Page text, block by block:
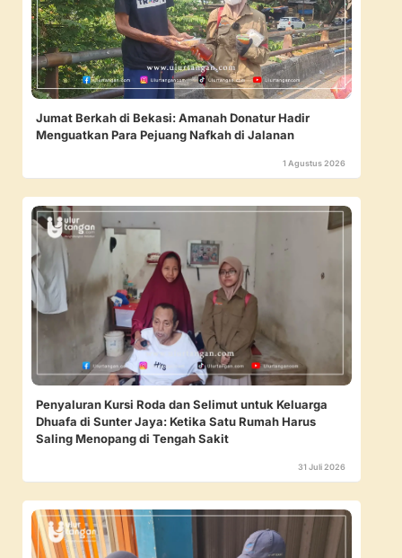
Jumat Berkah di Bekasi: Amanah Donatur Hadir
Menguatkan Para Pejuang Nafkah di Jalanan
1 Agustus 2026
Penyaluran Kursi Roda dan Selimut untuk Keluarga
Dhuafa di Sunter Jaya: Ketika Satu Rumah Harus
Saling Menopang di Tengah Sakit
31 Juli 2026